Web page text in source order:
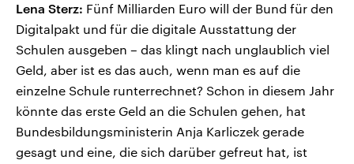
Lena Sterz: Fünf Milliarden Euro will der Bund für den
Digitalpakt und für die digitale Ausstattung der
Schulen ausgeben – das klingt nach unglaublich viel
Geld, aber ist es das auch, wenn man es auf die
einzelne Schule runterrechnet? Schon in diesem Jahr
könnte das erste Geld an die Schulen gehen, hat
Bundesbildungsministerin Anja Karliczek gerade
gesagt und eine, die sich darüber gefreut hat, ist